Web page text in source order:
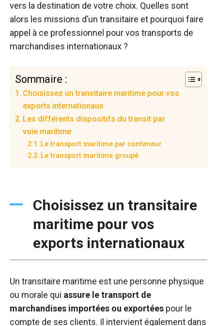
vers la destination de votre choix. Quelles sont
alors les missions d’un transitaire et pourquoi faire
appel à ce professionnel pour vos transports de
marchandises internationaux ?
Sommaire :
Choisissez un transitaire maritime pour vos
exports internationaux
Les différents dispositifs du transit par
voie maritime
Le transport maritime par conteneur
Le transport maritime groupé
Choisissez un transitaire
maritime pour vos
exports internationaux
Un transitaire maritime est une personne physique
ou morale qui assure le transport de
marchandises importées ou exportées pour le
compte de ses clients. Il intervient également dans